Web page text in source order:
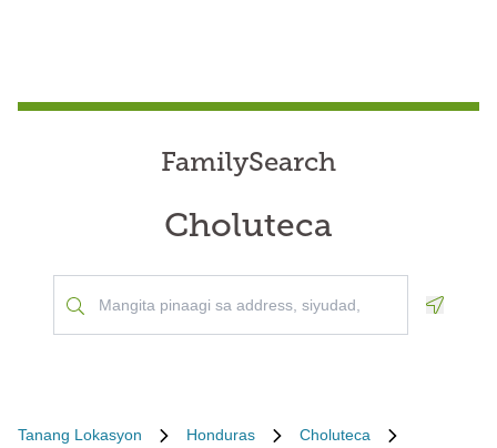
FamilySearch
Choluteca
Tanang Lokasyon Honduras
Choluteca